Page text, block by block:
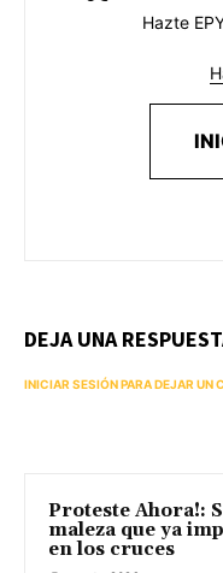
Hazte
DEJA UNA
INICIAR SESIÓN PARA DEJAR UN
Proteste Ahora!:
maleza que ya
en los cruces